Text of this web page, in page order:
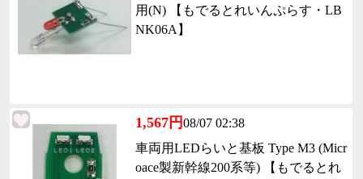
用(N) 【もでるとれいんぷらす・LB
NK06A】
1,567円08/07 02:38
車両用LEDらいと基板 Type M3 (Micr
oace製新幹線200系等) 【もでるとれ